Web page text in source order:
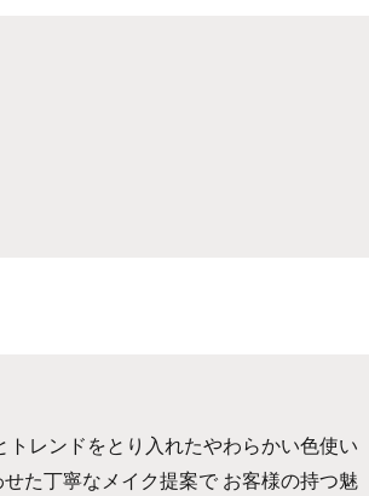
レンドをとり入れたやわらかい色使い
た丁寧なメイク提案で お客様の持つ魅